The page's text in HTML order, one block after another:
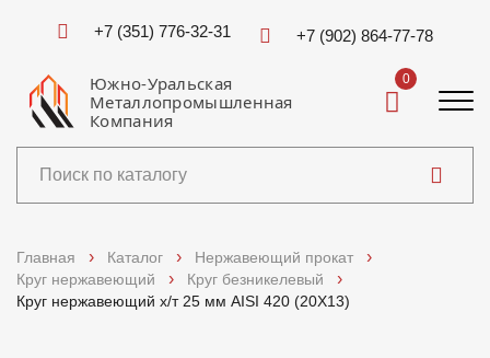
+7 (351) 776-32-31 +7 (902) 864-77-78
Южно-Уральская
Металлопромышленная
Компания
0
Услуги
Главная Каталог
Нержавеющий прокат
Круг нержавеющий
Круг безникелевый
Круг нержавеющий х/т 25 мм AISI 420 (20Х13)